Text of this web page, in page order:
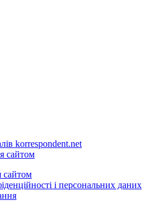
korrespondent.net
сайтом
сайтом
і персональних даних